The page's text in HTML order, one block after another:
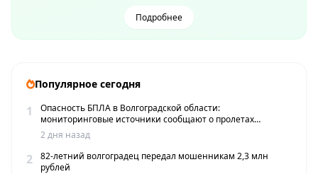
Подробнее
Популярное сегодня
1
Опасность БПЛА в Волгоградской области:
мониторинговые источники сообщают о пролетах
беспилотников
2 дня назад
2
82-летний волгоградец передал мошенникам 2,3 млн
рублей